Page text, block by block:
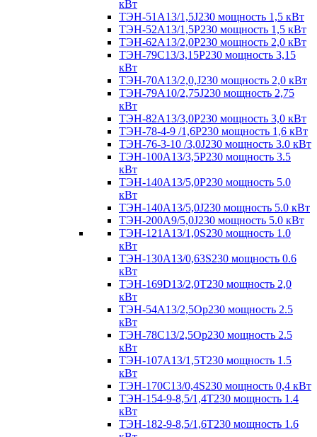
кВт
ТЭН-51А13/1,5J230 мощность 1,5 кВт
ТЭН-52А13/1,5Р230 мощность 1,5 кВт
ТЭН-62А13/2,0Р230 мощность 2,0 кВт
ТЭН-79С13/3,15Р230 мощность 3,15
кВт
ТЭН-70А13/2,0,J230 мощность 2,0 кВт
ТЭН-79А10/2,75J230 мощность 2,75
кВт
ТЭН-82А13/3,0Р230 мощность 3,0 кВт
ТЭН-78-4-9 /1,6P230 мощность 1,6 кВт
ТЭН-76-3-10 /3,0J230 мощность 3.0 кВт
ТЭН-100А13/3,5Р230 мощность 3.5
кВт
ТЭН-140А13/5,0Р230 мощность 5.0
кВт
ТЭН-140А13/5,0J230 мощность 5.0 кВт
ТЭН-200А9/5,0J230 мощность 5.0 кВт
ТЭН-121А13/1,0S230 мощность 1.0
кВт
ТЭН-130А13/0,63S230 мощность 0.6
кВт
ТЭН-169D13/2,0T230 мощность 2,0
кВт
ТЭН-54А13/2,5Ор230 мощность 2.5
кВт
ТЭН-78С13/2,5Ор230 мощность 2.5
кВт
ТЭН-107А13/1,5Т230 мощность 1.5
кВт
ТЭН-170C13/0,4S230 мощность 0,4 кВт
ТЭН-154-9-8,5/1,4Т230 мощность 1.4
кВт
ТЭН-182-9-8,5/1,6Т230 мощность 1.6